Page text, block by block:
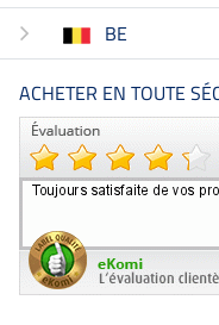
BE
ACHETER EN TOUTE